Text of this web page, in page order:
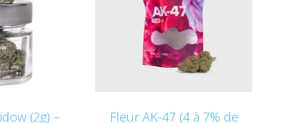
(2g) –
Fleur AK-47 (4 à 7% de